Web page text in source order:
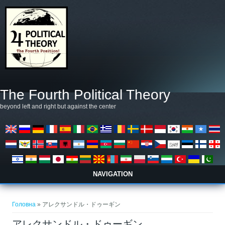
The Fourth Political Theory
beyond left and right but against the center
NAVIGATION
Головна » アレクサンドル・ドゥーギン